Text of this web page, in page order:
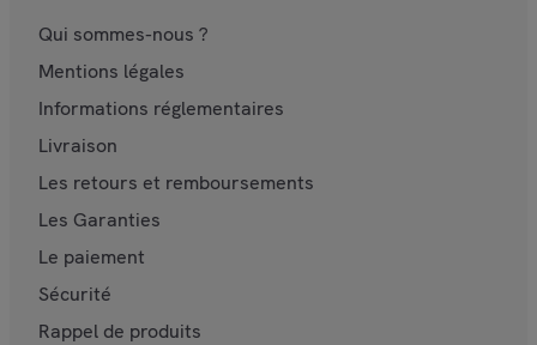
Qui sommes-nous ?
Mentions légales
Informations réglementaires
Livraison
Les retours et remboursements
Les Garanties
Le paiement
Sécurité
Rappel de produits